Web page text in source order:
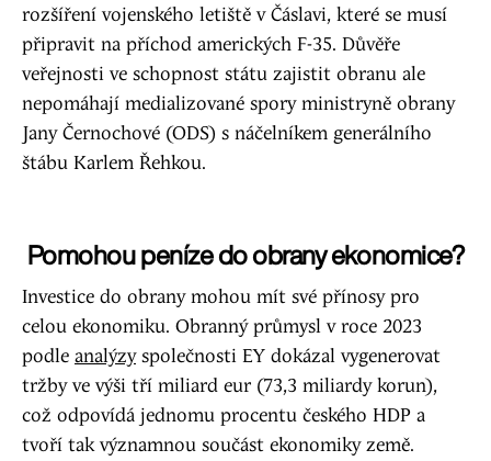
rozšíření vojenského letiště v Čáslavi, které se musí
připravit na příchod amerických F-35. Důvěře
veřejnosti ve schopnost státu zajistit obranu ale
nepomáhají medializované spory ministryně obrany
Jany Černochové (ODS) s náčelníkem generálního
štábu Karlem Řehkou.
Pomohou peníze do obrany ekonomice?
Investice do obrany mohou mít své přínosy pro
celou ekonomiku. Obranný průmysl v roce 2023
podle analýzyspolečnosti EY dokázal vygenerovat
tržby ve výši tří miliard eur (73,3 miliardy korun),
což odpovídá jednomu procentu českého HDP a
tvoří tak významnou součást ekonomiky země.